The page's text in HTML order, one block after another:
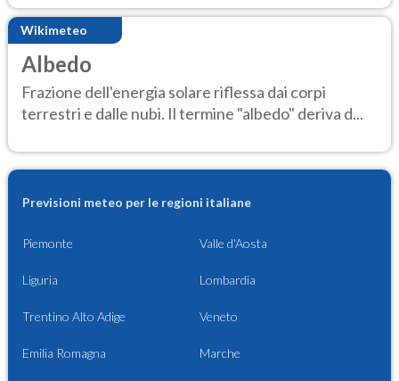
Wikimeteo
Albedo
Frazione dell'energia solare riflessa dai corpi
terrestri e dalle nubi. Il termine "albedo" deriva d...
Previsioni meteo per le regioni italiane
Piemonte Valle d'Aosta
Liguria Lombardia
Trentino Alto Adige Veneto
Emilia Romagna Marche